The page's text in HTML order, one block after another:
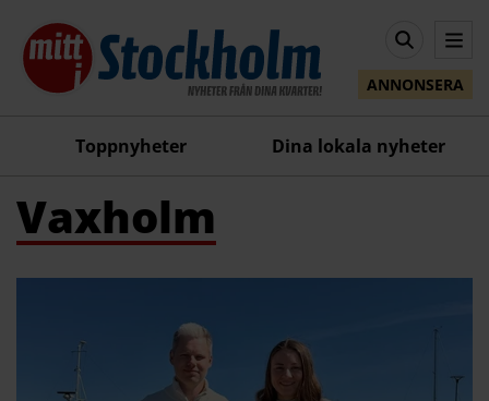
ANNONSERA
Toppnyheter Dina lokala nyheter
Vaxholm